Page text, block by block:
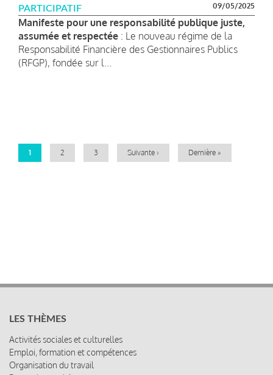
PARTICIPATIF 09/05/2025
Manifeste pour une responsabilité publique juste,
assumée et respectée : Le nouveau régime de la
Responsabilité Financière des Gestionnaires Publics
(RFGP), fondée sur l...
Page
1 Page
2 Page
3
Page
Suivante ›
Dernière
Dernière »
LES THÈMES
Activités sociales et culturelles
Emploi, formation et compétences
Organisation du travail